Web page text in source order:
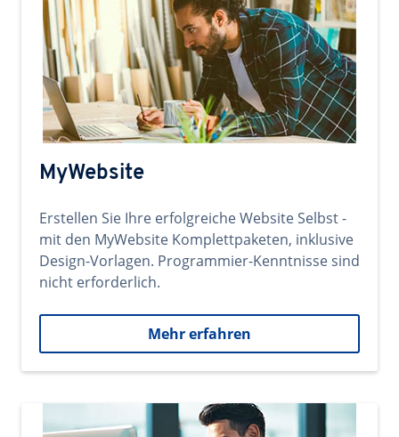
MyWebsite
Erstellen Sie Ihre erfolgreiche Website Selbst -
mit den MyWebsite Komplettpaketen, inklusive
Design-Vorlagen. Programmier-Kenntnisse sind
nicht erforderlich.
Mehr erfahren